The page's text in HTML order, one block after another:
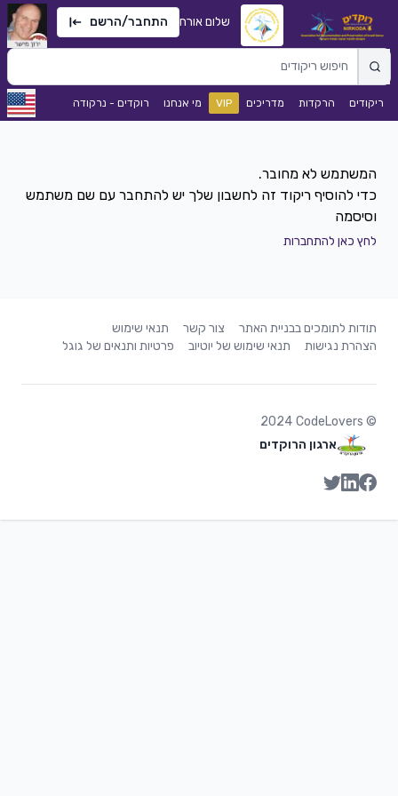
שלום אורח התחבר/הרשם
ריקודים הרקדות מדריכים VIP מי אנחנו רוקדים - נרקודה
כדי להוסיף ריקוד זה לחשבון שלך יש להתחבר עם שם משתמש
וסיסמה
לחץ כאן להתחברות
תודות לתומכים בבניית האתר צור קשר
תנאי שימוש
הצהרת נגישות
תנאי שימוש של יוטיוב פרטיות ותנאים של גוגל
©
2024 CodeLovers
ארגון הרוקדים